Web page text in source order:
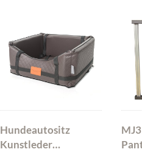
Hundeautositz
Kunstleder